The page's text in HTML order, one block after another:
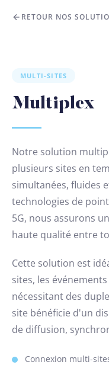
RETOUR NOS
MULTI-SITES
Multiplex
Notre solution
plusieurs sites en
simultanées, fluides
technologies de
5G, nous assurons
haute qualité entre
Cette solution est
sites, les
nécessitant des
site bénéficie d'un
de diffusion,
Connexion multi-